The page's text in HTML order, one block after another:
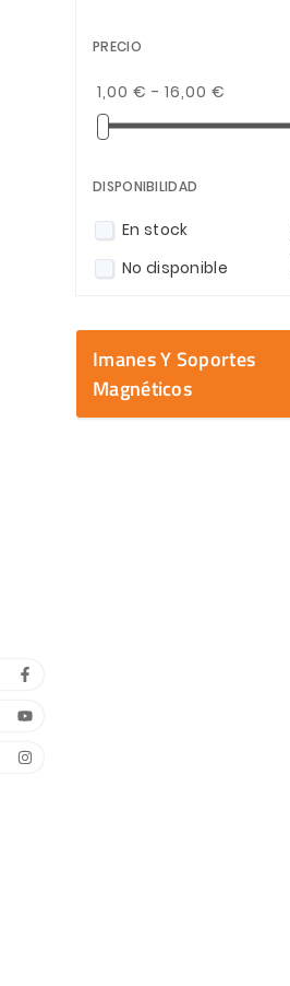
PRECIO
1,00 € - 16,00 €
DISPONIBILIDAD
En stock
No disponible
Imanes Y Soportes
Magnéticos